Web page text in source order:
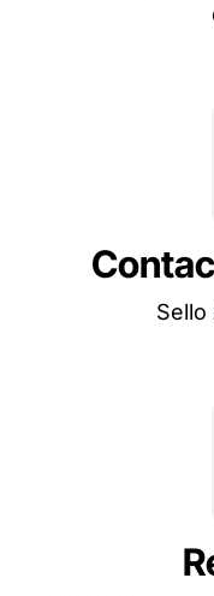
Sello